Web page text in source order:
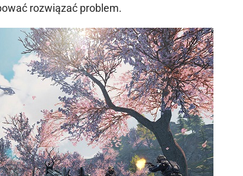
rozwiązać problem.